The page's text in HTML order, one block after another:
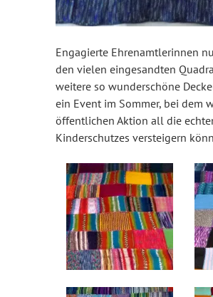
Engagierte Ehrenamtlerinnen
den vielen eingesandten
weitere so wunderschöne
ein Event im Sommer, bei dem
öffentlichen Aktion all die
Kinderschutzes versteigern